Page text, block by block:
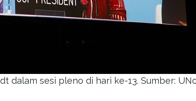
dalam sesi pleno di hari ke-13. Sumber: